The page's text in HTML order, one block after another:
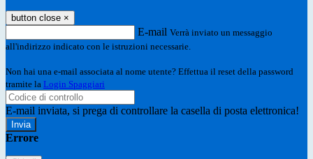
button close ×
E-mail Verrà inviato un messaggio
all'indirizzo indicato con le istruzioni necessarie.
Non hai una e-mail associata al nome utente? Effettua il reset della password
tramite la Login Spaggiari
E-mail inviata, si prega di controllare la casella di posta elettronica!
Errore